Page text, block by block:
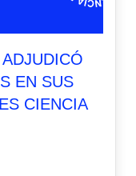
EN SUS
CIENCIA